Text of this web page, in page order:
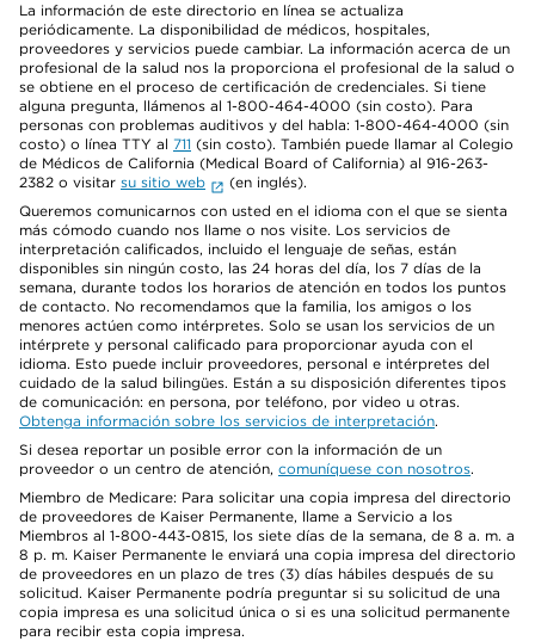
La información de este directorio en línea se actualiza
periódicamente. La disponibilidad de médicos, hospitales,
proveedores y servicios puede cambiar. La información acerca de un
profesional de la salud nos la proporciona el profesional de la salud o
se obtiene en el proceso de certificación de credenciales. Si tiene
alguna pregunta, llámenos al 1-800-464-4000 (sin costo). Para
personas con problemas auditivos y del habla: 1-800-464-4000 (sin
costo) o línea TTY al 711 (sin costo). También puede llamar al Colegio
de Médicos de California (Medical Board of California) al 916-263-
2382 o visitar su sitio web
(en inglés).
Queremos comunicarnos con usted en el idioma con el que se sienta
más cómodo cuando nos llame o nos visite. Los servicios de
interpretación calificados, incluido el lenguaje de señas, están
disponibles sin ningún costo, las 24 horas del día, los 7 días de la
semana, durante todos los horarios de atención en todos los puntos
de contacto. No recomendamos que la familia, los amigos o los
menores actúen como intérpretes. Solo se usan los servicios de un
intérprete y personal calificado para proporcionar ayuda con el
idioma. Esto puede incluir proveedores, personal e intérpretes del
cuidado de la salud bilingües. Están a su disposición diferentes tipos
de comunicación: en persona, por teléfono, por video u otras.
Obtenga información sobre los servicios de interpretación.
Si desea reportar un posible error con la información de un
proveedor o un centro de atención, comuníquese con nosotros.
Miembro de Medicare: Para solicitar una copia impresa del directorio
de proveedores de Kaiser Permanente, llame a Servicio a los
Miembros al 1-800-443-0815, los siete días de la semana, de 8 a. m. a
8 p. m. Kaiser Permanente le enviará una copia impresa del directorio
de proveedores en un plazo de tres (3) días hábiles después de su
solicitud. Kaiser Permanente podría preguntar si su solicitud de una
copia impresa es una solicitud única o si es una solicitud permanente
para recibir esta copia impresa.